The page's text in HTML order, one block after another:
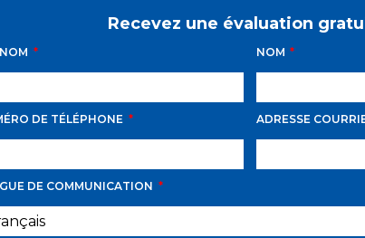
AVILA
Recevez une évaluation
NOM
DE TÉLÉPHONE ADRESSE
DE COMMUNICATION